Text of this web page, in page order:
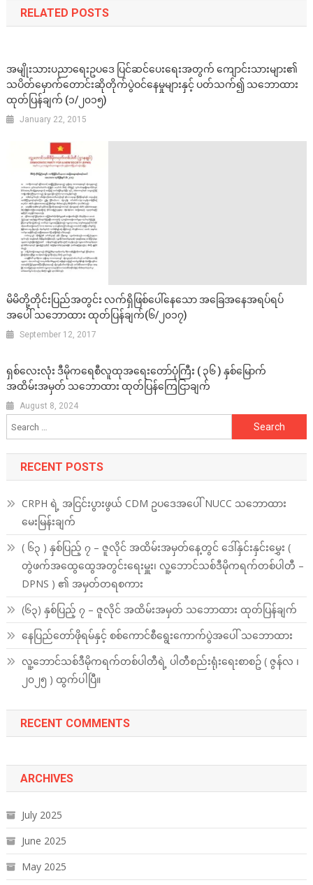
RELATED POSTS
အမျိုးသားပညာရေးဥပဒေ ပြင်ဆင်ပေးရေးအတွက် ကျောင်းသားများ၏
သပိတ်မှောက်တောင်းဆိုတိုက်ပွဲဝင်နေမှုများနှင့် ပတ်သက်၍ သဘောထား
ထုတ်ပြန်ချက် (၁/၂၀၁၅)
January 22, 2015
မိမိတို့တိုင်းပြည်အတွင်း လက်ရှိဖြစ်ပေါ်နေသော အခြေအနေအရပ်ရပ်
အပေါ် သဘောထား ထုတ်ပြန်ချက်(၆/၂၀၁၇)
September 12, 2017
ရှစ်လေးလုံး ဒီမိုကရေစီလူထုအရေးတော်ပုံကြီး ( ၃၆ ) နှစ်မြောက်
အထိမ်းအမှတ် သဘောထား ထုတ်ပြန်ကြေငြာချက်
August 8, 2024
Search
for:
RECENT POSTS
CRPH ရဲ့ အငြင်းပွားဖွယ် CDM ဥပဒေအပေါ် NUCC သဘောထား
မေးမြန်းချက်
( ၆၃ ) နှစ်ပြည့် ၇ – ဇူလိုင် အထိမ်းအမှတ်နေ့တွင် ဒေါ်နှင်းနှင်းမွှေး (
တွဲဖက်အထွေထွေအတွင်းရေးမှူး၊ လူ့ဘောင်သစ်ဒီမိုကရက်တစ်ပါတီ –
DPNS ) ၏ အမှတ်တရစကား
(၆၃) နှစ်ပြည့် ၇ – ဇူလိုင် အထိမ်းအမှတ် သဘောထား ထုတ်ပြန်ချက်
နေပြည်တော်ဖိုရမ်နှင့် စစ်ကောင်စီရွေးကောက်ပွဲအပေါ် သဘောထား
လူ့ဘောင်သစ်ဒီမိုကရက်တစ်ပါတီရဲ့ ပါတီစည်းရုံးရေးစာစဥ် ( ဇွန်လ ၊
၂၀၂၅ ) ထွက်ပါပြီ။
RECENT COMMENTS
ARCHIVES
July 2025
June 2025
May 2025